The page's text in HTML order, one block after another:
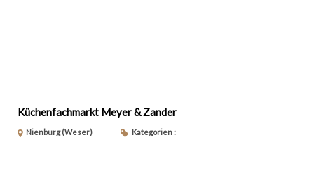
Küchenfachmarkt Meyer & Zander
Nienburg (Weser) Kategorien :